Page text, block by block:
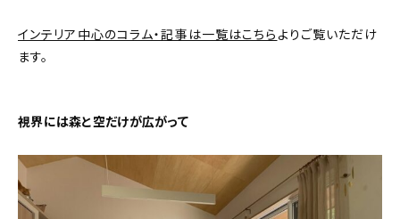
インテリア
インテリア中心のコラム・記事は一覧はこちら よりご覧いただけ
ます。
視界には森と空だけが広がって